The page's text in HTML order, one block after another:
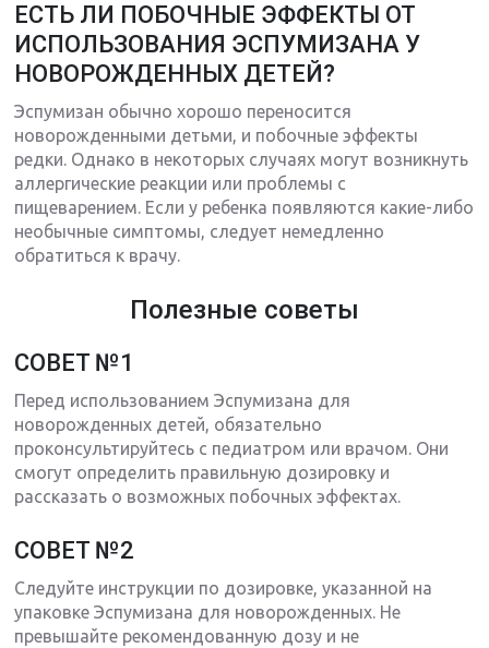
ЕСТЬ ЛИ ПОБОЧНЫЕ ЭФФЕКТЫ ОТ
ИСПОЛЬЗОВАНИЯ ЭСПУМИЗАНА У
НОВОРОЖДЕННЫХ ДЕТЕЙ?
Эспумизан обычно хорошо переносится
новорожденными детьми, и побочные эффекты
редки. Однако в некоторых случаях могут возникнуть
аллергические реакции или проблемы с
пищеварением. Если у ребенка появляются какие-либо
необычные симптомы, следует немедленно
обратиться к врачу.
Полезные советы
СОВЕТ №1
Перед использованием Эспумизана для
новорожденных детей, обязательно
проконсультируйтесь с педиатром или врачом. Они
смогут определить правильную дозировку и
рассказать о возможных побочных эффектах.
СОВЕТ №2
Следуйте инструкции по дозировке, указанной на
упаковке Эспумизана для новорожденных. Не
превышайте рекомендованную дозу и не